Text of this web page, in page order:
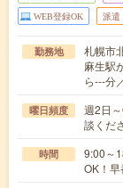
WEB登録OK 派遣
勤務地
札幌市
麻生駅
ら---分
曜日頻度
週2日
談くだ
時間
9:00～
OK！